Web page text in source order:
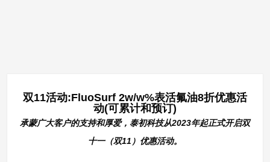
双11活动:FluoSurf 2w/w%表活氟油8折优惠活
动(可累计和预订)
承蒙广大客户的支持和厚爱，泰初科技从2023年起正式开启双
十一（双11）优惠活动。